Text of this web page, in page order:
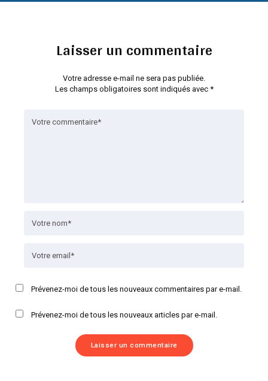
Laisser un commentaire
Votre adresse e-mail ne sera pas publiée.
Les champs obligatoires sont indiqués avec *
Prévenez-moi de tous les nouveaux commentaires par e-mail.
Prévenez-moi de tous les nouveaux articles par e-mail.